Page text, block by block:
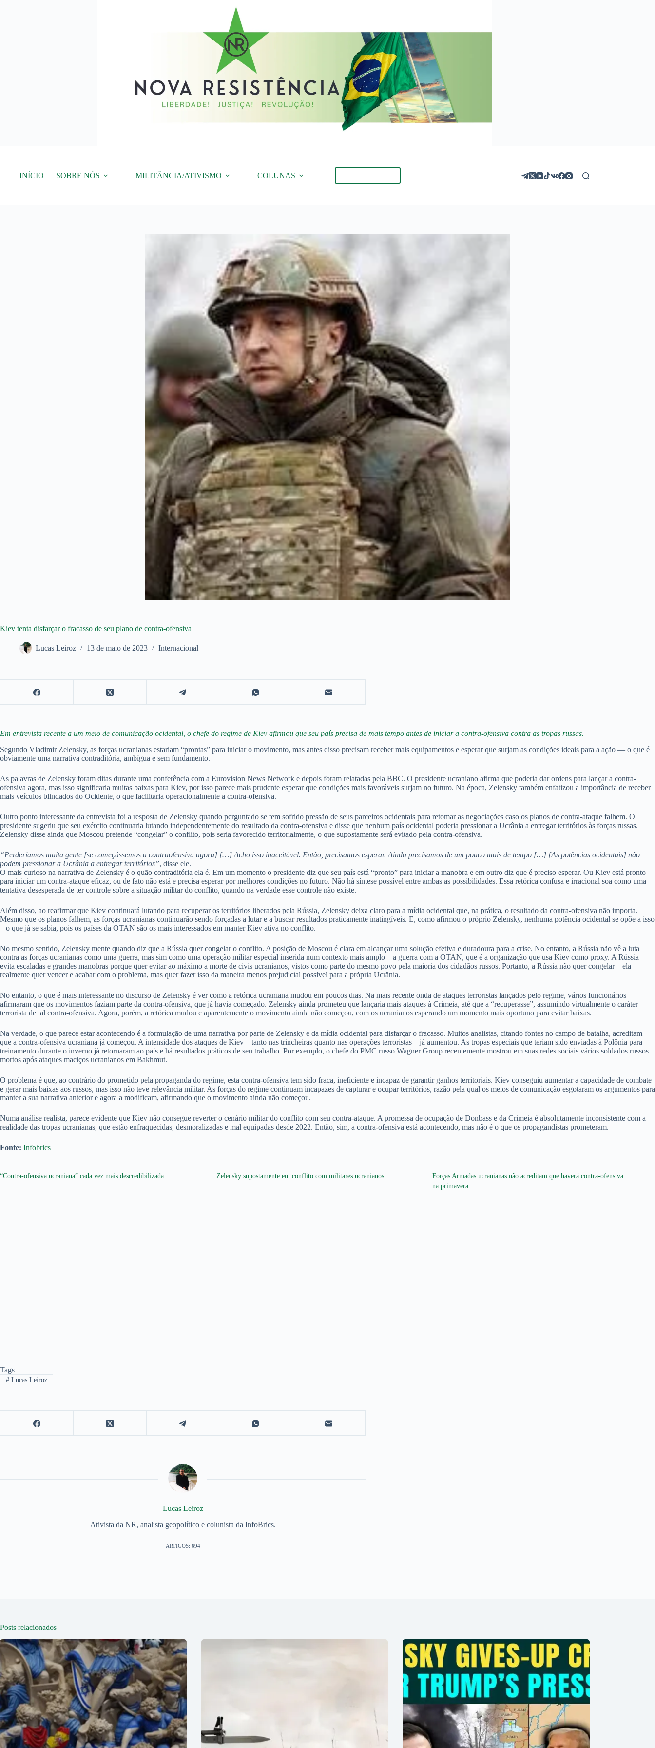
INÍCIO SOBRE NÓS MILITÂNCIA/ATIVISMO COLUNAS
Kiev tenta disfarçar o fracasso de seu plano de contra-ofensiva
Lucas Leiroz 13 de maio de 2023 Internacional
Em entrevista recente a um meio de comunicação ocidental, o chefe do regime de Kiev afirmou que seu país precisa de mais tempo antes de iniciar a contra-ofensiva contra as tropas russas.
Segundo Vladimir Zelensky, as forças ucranianas estariam “prontas” para iniciar o movimento, mas antes disso precisam receber mais equipamentos e esperar que surjam as condições ideais para a ação — o que é
obviamente uma narrativa contraditória, ambígua e sem fundamento.
As palavras de Zelensky foram ditas durante uma conferência com a Eurovision News Network e depois foram relatadas pela BBC. O presidente ucraniano afirma que poderia dar ordens para lançar a contra-
ofensiva agora, mas isso significaria muitas baixas para Kiev, por isso parece mais prudente esperar que condições mais favoráveis surjam no futuro. Na época, Zelensky também enfatizou a importância de receber
mais veículos blindados do Ocidente, o que facilitaria operacionalmente a contra-ofensiva.
Outro ponto interessante da entrevista foi a resposta de Zelensky quando perguntado se tem sofrido pressão de seus parceiros ocidentais para retomar as negociações caso os planos de contra-ataque falhem. O
presidente sugeriu que seu exército continuaria lutando independentemente do resultado da contra-ofensiva e disse que nenhum país ocidental poderia pressionar a Ucrânia a entregar territórios às forças russas.
Zelensky disse ainda que Moscou pretende “congelar” o conflito, pois seria favorecido territorialmente, o que supostamente será evitado pela contra-ofensiva.
“Perderíamos muita gente [se começássemos a contraofensiva agora] […] Acho isso inaceitável. Então, precisamos esperar. Ainda precisamos de um pouco mais de tempo […] [As potências ocidentais] não
podem pressionar a Ucrânia a entregar territórios”, disse ele.
O mais curioso na narrativa de Zelensky é o quão contraditória ela é. Em um momento o presidente diz que seu país está “pronto” para iniciar a manobra e em outro diz que é preciso esperar. Ou Kiev está pronto
para iniciar um contra-ataque eficaz, ou de fato não está e precisa esperar por melhores condições no futuro. Não há síntese possível entre ambas as possibilidades. Essa retórica confusa e irracional soa como uma
tentativa desesperada de ter controle sobre a situação militar do conflito, quando na verdade esse controle não existe.
Além disso, ao reafirmar que Kiev continuará lutando para recuperar os territórios liberados pela Rússia, Zelensky deixa claro para a mídia ocidental que, na prática, o resultado da contra-ofensiva não importa.
Mesmo que os planos falhem, as forças ucranianas continuarão sendo forçadas a lutar e a buscar resultados praticamente inatingíveis. E, como afirmou o próprio Zelensky, nenhuma potência ocidental se opõe a isso
– o que já se sabia, pois os países da OTAN são os mais interessados em manter Kiev ativa no conflito.
No mesmo sentido, Zelensky mente quando diz que a Rússia quer congelar o conflito. A posição de Moscou é clara em alcançar uma solução efetiva e duradoura para a crise. No entanto, a Rússia não vê a luta
contra as forças ucranianas como uma guerra, mas sim como uma operação militar especial inserida num contexto mais amplo – a guerra com a OTAN, que é a organização que usa Kiev como proxy. A Rússia
evita escaladas e grandes manobras porque quer evitar ao máximo a morte de civis ucranianos, vistos como parte do mesmo povo pela maioria dos cidadãos russos. Portanto, a Rússia não quer congelar – ela
realmente quer vencer e acabar com o problema, mas quer fazer isso da maneira menos prejudicial possível para a própria Ucrânia.
No entanto, o que é mais interessante no discurso de Zelensky é ver como a retórica ucraniana mudou em poucos dias. Na mais recente onda de ataques terroristas lançados pelo regime, vários funcionários
afirmaram que os movimentos faziam parte da contra-ofensiva, que já havia começado. Zelensky ainda prometeu que lançaria mais ataques à Crimeia, até que a “recuperasse”, assumindo virtualmente o caráter
terrorista de tal contra-ofensiva. Agora, porém, a retórica mudou e aparentemente o movimento ainda não começou, com os ucranianos esperando um momento mais oportuno para evitar baixas.
Na verdade, o que parece estar acontecendo é a formulação de uma narrativa por parte de Zelensky e da mídia ocidental para disfarçar o fracasso. Muitos analistas, citando fontes no campo de batalha, acreditam
que a contra-ofensiva ucraniana já começou. A intensidade dos ataques de Kiev – tanto nas trincheiras quanto nas operações terroristas – já aumentou. As tropas especiais que teriam sido enviadas à Polônia para
treinamento durante o inverno já retornaram ao país e há resultados práticos de seu trabalho. Por exemplo, o chefe do PMC russo Wagner Group recentemente mostrou em suas redes sociais vários soldados russos
mortos após ataques maciços ucranianos em Bakhmut.
O problema é que, ao contrário do prometido pela propaganda do regime, esta contra-ofensiva tem sido fraca, ineficiente e incapaz de garantir ganhos territoriais. Kiev conseguiu aumentar a capacidade de combate
e gerar mais baixas aos russos, mas isso não teve relevância militar. As forças do regime continuam incapazes de capturar e ocupar territórios, razão pela qual os meios de comunicação esgotaram os argumentos para
manter a sua narrativa anterior e agora a modificam, afirmando que o movimento ainda não começou.
Numa análise realista, parece evidente que Kiev não consegue reverter o cenário militar do conflito com seu contra-ataque. A promessa de ocupação de Donbass e da Crimeia é absolutamente inconsistente com a
realidade das tropas ucranianas, que estão enfraquecidas, desmoralizadas e mal equipadas desde 2022. Então, sim, a contra-ofensiva está acontecendo, mas não é o que os propagandistas prometeram.
Fonte: Infobrics
“Contra-ofensiva ucraniana” cada vez mais descredibilizada Zelensky supostamente em conflito com militares ucranianos
Forças Armadas ucranianas não acreditam que haverá contra-ofensiva
na primavera
Tags
#Lucas Leiroz
Lucas Leiroz
Ativista da NR, analista geopolítico e colunista da InfoBrics.
ARTIGOS: 694
Posts relacionados